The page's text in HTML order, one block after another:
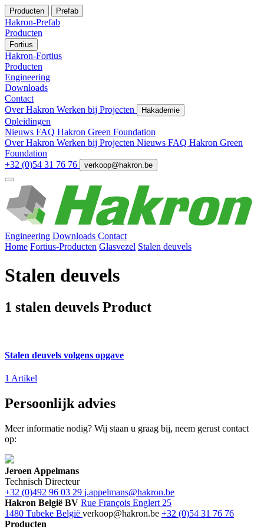
Producten Prefab
Hakron-Prefab
Producten
Fortius
Hakron-Fortius
Producten
Engineering
Downloads
Contact
Over Hakron Werken bij Projecten Hakademie
Opleidingen
Nieuws FAQ Hakron Green Foundation
Over Hakron Werken bij Projecten Nieuws FAQ Hakron Green
Foundation
+32 (0)54 31 76 76
verkoop@hakron.be
Engineering Downloads Contact
Home Fortius-Producten Glasvezel Stalen deuvels
Stalen deuvels
1 stalen deuvels Product
Stalen deuvels volgens opgave
1 Artikel
Persoonlijk advies
Meer informatie nodig? Wij staan u graag bij, neem gerust contact
op:
Jeroen Appelmans
Technisch Directeur
+32 (0)492 96 03 29 j.appelmans@hakron.be
Hakron België BV Rue François Englert 25
1480 Tubeke België verkoop@hakron.be +32 (0)54 31 76 76
Producten